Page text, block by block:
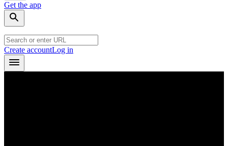
Get the app
Create accountLog in